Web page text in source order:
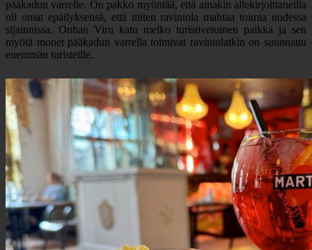
pääkadun varrelle. On pakko myöntää, että ainakin allekirjoittaneilla
oli omat epäilyksensä, että miten ravintola mahtaa toimia uudessa
sijainnissa. Onhan Viru katu melko turistivetoinen paikka ja sen
myötä monet pääkadun varrella toimivat ravintolatkin on suunnattu
enemmän turisteille.